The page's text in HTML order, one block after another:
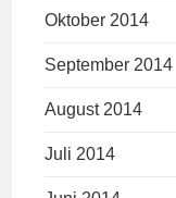
Oktober 2014
September 2014
August 2014
Juli 2014